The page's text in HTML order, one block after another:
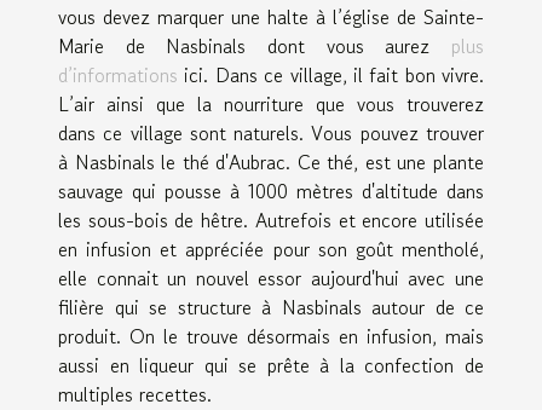
vous devez marquer une halte à l’église de Sainte-
Marie de Nasbinals dont vous aurez plus
d’informations ici. Dans ce village, il fait bon vivre.
L’air ainsi que la nourriture que vous trouverez
dans ce village sont naturels. Vous pouvez trouver
à Nasbinals le thé d'Aubrac. Ce thé, est une plante
sauvage qui pousse à 1000 mètres d'altitude dans
les sous-bois de hêtre. Autrefois et encore utilisée
en infusion et appréciée pour son goût mentholé,
elle connait un nouvel essor aujourd'hui avec une
filière qui se structure à Nasbinals autour de ce
produit. On le trouve désormais en infusion, mais
aussi en liqueur qui se prête à la confection de
multiples recettes.